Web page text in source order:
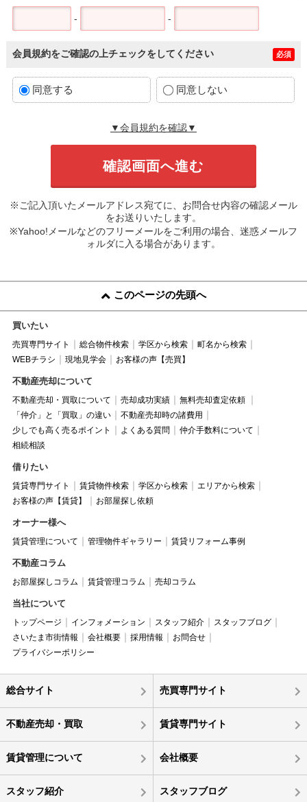
- -
会員規約をご確認の上チェックをしてください 必須
同意する 同意しない
▼会員規約を確認▼
※ご記入頂いたメールアドレス宛てに、お問合せ内容の確認メール
をお送りいたします。
※Yahoo!メールなどのフリーメールをご利用の場合、迷惑メールフ
ォルダに入る場合があります。
このページの先頭へ
買いたい
売買専門サイト 総合物件検索 学区から検索
町名から検索
WEBチラシ
現地見学会 お客様の声【売買】
不動産売却について
不動産売却・買取について 売却成功実績
無料売却査定依頼
「仲介」と「買取」の違い
不動産売却時の諸費用
少しでも高く売るポイント
よくある質問
仲介手数料について
相続相談
借りたい
賃貸専門サイト 賃貸物件検索 学区から検索
エリアから検索
お客様の声【賃貸】
お部屋探し依頼
オーナー様へ
賃貸管理について 管理物件ギャラリー 賃貸リフォーム事例
不動産コラム
お部屋探しコラム 賃貸管理コラム 売却コラム
当社について
トップページ インフォメーション スタッフ紹介
スタッフブログ
さいたま市街情報
会社概要 採用情報
お問合せ
プライバシーポリシー
総合サイト 売買専門サイト
不動産売却・買取 賃貸専門サイト
賃貸管理について 会社概要
スタッフ紹介 スタッフブログ